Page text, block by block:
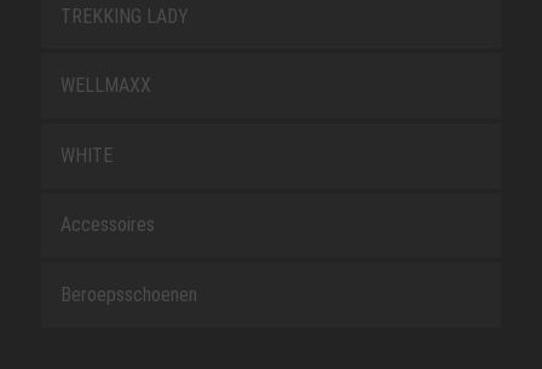
TREKKING LADY
WELLMAXX
WHITE
Accessoires
Beroepsschoenen